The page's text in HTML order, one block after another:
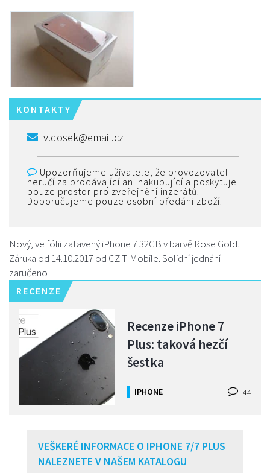
KONTAKTY
v.dosek@email.cz
Upozorňujeme uživatele, že provozovatel
neručí za prodávající ani nakupující a poskytuje
pouze prostor pro zveřejnění inzerátů.
Doporučujeme pouze osobní předáni zboží.
Nový, ve fólii zatavený iPhone 7 32GB v barvě Rose Gold.
Záruka od 14.10.2017 od CZ T-Mobile. Solidní jednání
zaručeno!
RECENZE
Recenze iPhone 7
Plus: taková hezčí
šestka
IPHONE 44
VEŠKERÉ INFORMACE O IPHONE 7/7 PLUS
NALEZNETE V NAŠEM KATALOGU